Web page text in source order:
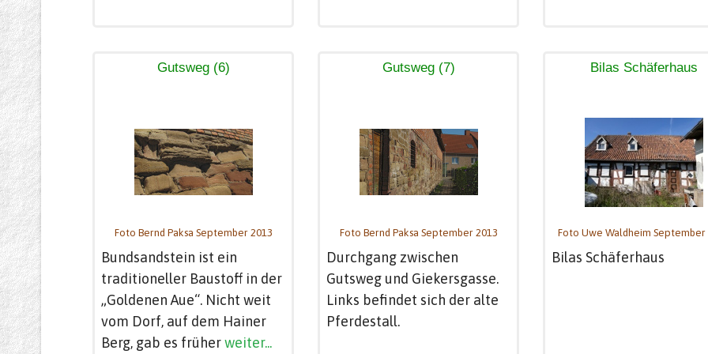
Gutsweg (6)
Foto Bernd Paksa September 2013
Bundsandstein ist ein
traditioneller Baustoff in der
„Goldenen Aue“. Nicht weit
vom Dorf, auf dem Hainer
Berg, gab es früherweiter...
Gutsweg (7)
Foto Bernd Paksa September 2013
Durchgang zwischen
Gutsweg und Giekersgasse.
Links befindet sich der alte
Pferdestall.
Bilas Schäferhaus
Foto Uwe Waldheim September
Bilas Schäferhaus